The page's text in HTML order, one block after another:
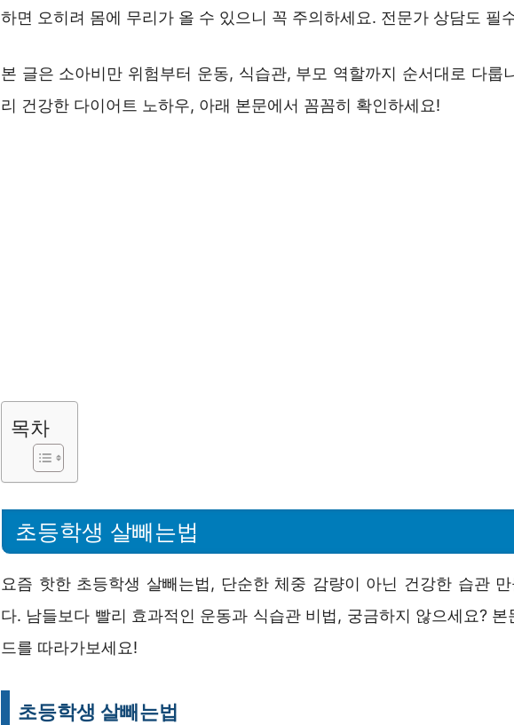
하면 오히려 몸에 무리가 올 수 있으니 꼭 주의하세요. 전문가 상담도 필
본 글은 소아비만 위험부터 운동, 식습관, 부모 역할까지 순서대로 다룹
리 건강한 다이어트 노하우, 아래 본문에서 꼼꼼히 확인하세요!
목차
초등학생 살빼는법
요즘 핫한 초등학생 살빼는법, 단순한 체중 감량이 아닌 건강한 습관
다. 남들보다 빨리 효과적인 운동과 식습관 비법, 궁금하지 않으세요? 본
드를 따라가보세요!
초등학생 살빼는법